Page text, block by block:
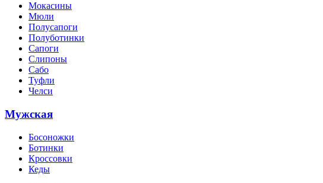
Мокасины
Мюли
Полусапоги
Полуботинки
Сапоги
Слипоны
Сабо
Туфли
Челси
Мужская
Босоножки
Ботинки
Кроссовки
Кеды